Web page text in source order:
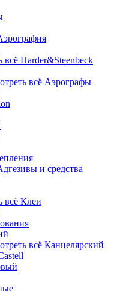
всё Harder&Steenbeck
всё Аэрографы
и средства
всё Клеи
всё Канцелярский